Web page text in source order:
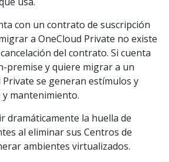
con un contrato de suscripción
a OneCloud Private no existe
del contrato. Si cuenta
premise y quiere migrar a un
Private se generan estímulos y
mantenimiento.
dramáticamente la huella de
al eliminar sus Centros de
ambientes virtualizados.